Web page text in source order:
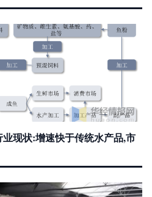
现状:增速快于传统水产品,市